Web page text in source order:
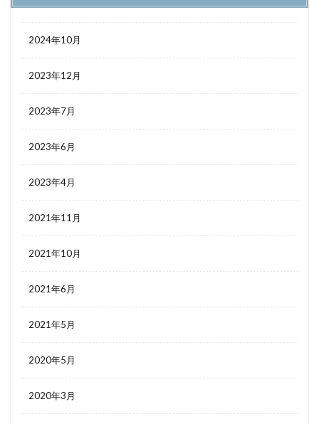
2024年10月
2023年12月
2023年7月
2023年6月
2023年4月
2021年11月
2021年10月
2021年6月
2021年5月
2020年5月
2020年3月